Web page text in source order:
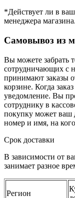
*Действует ли в
менеджера магазина.
Самовывоз из
Вы можете забрать
сотрудничающих с
принимают заказы
корзине. Когда
уведомление. Вы
сотруднику в
покупку может ваш
номер и имя, на
Срок доставки
В зависимости от
занимает разное
Регион